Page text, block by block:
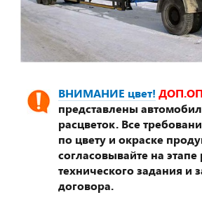
ВНИМАНИЕ цвет!
представлены
расцветок. Все
по цвету и окраске
согласовывайте на этапе
технического задания и
договора.